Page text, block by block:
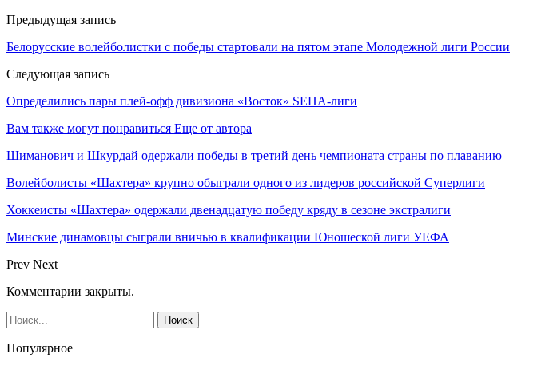
Предыдущая запись
Белорусские волейболистки с победы стартовали на пятом этапе Молодежной лиги России
Следующая запись
Определились пары плей-офф дивизиона «Восток» SEHA-лиги
Вам также могут понравиться Еще от автора
Шиманович и Шкурдай одержали победы в третий день чемпионата страны по плаванию
Волейболисты «Шахтера» крупно обыграли одного из лидеров российской Суперлиги
Хоккеисты «Шахтера» одержали двенадцатую победу кряду в сезоне экстралиги
Минские динамовцы сыграли вничью в квалификации Юношеской лиги УЕФА
Prev Next
Комментарии закрыты.
Популярное